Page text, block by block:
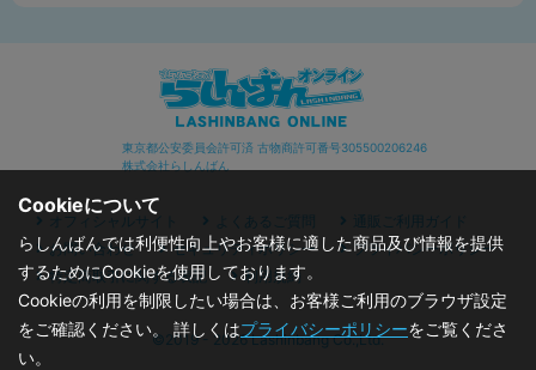
東京都公安委員会許可済 古物商許可番号305500206246
株式会社らしんばん
オフィシャルサイト よくあるご質問
通販ご利用ガイド
お問い合わせ
セキュリティポリシー
プライバシーポリシー
特定商取引に関する表記
利用規約
©2019 - 2026 Lashinbang Co.,Ltd.
Cookieについて
らしんばんでは利便性向上やお客様に適した商品及び情報を提供
するためにCookieを使用しております。
Cookieの利用を制限したい場合は、お客様ご利用のブラウザ設定
をご確認ください。 詳しくはプライバシーポリシーをご覧くださ
い。